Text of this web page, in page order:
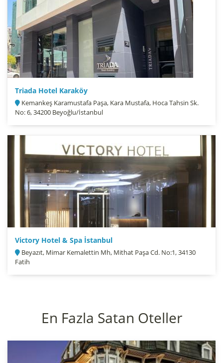
Triada Hotel Karaköy
Kemankeş Karamustafa Paşa, Kara Mustafa, Hoca Tahsin Sk.
No: 6, 34200 Beyoğlu/İstanbul
Victory Hotel & Spa İstanbul
Beyazıt, Mimar Kemalettin Mh, Mithat Paşa Cd. No:1, 34130
Fatih
En Fazla Satan Oteller